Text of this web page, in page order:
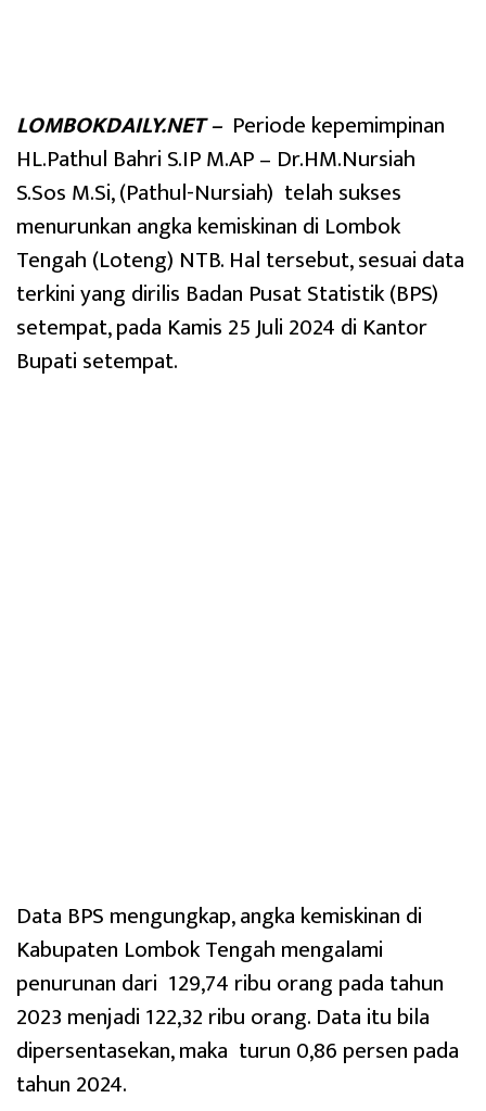
LOMBOKDAILY.NET – Periode kepemimpinan
HL.Pathul Bahri S.IP M.AP – Dr.HM.Nursiah
S.Sos M.Si, (Pathul-Nursiah) telah sukses
menurunkan angka kemiskinan di Lombok
Tengah (Loteng) NTB. Hal tersebut, sesuai data
terkini yang dirilis Badan Pusat Statistik (BPS)
setempat, pada Kamis 25 Juli 2024 di Kantor
Bupati setempat.
Data BPS mengungkap, angka kemiskinan di
Kabupaten Lombok Tengah mengalami
penurunan dari 129,74 ribu orang pada tahun
2023 menjadi 122,32 ribu orang. Data itu bila
dipersentasekan, maka turun 0,86 persen pada
tahun 2024.